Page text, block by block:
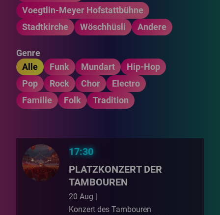
Voegtlin-Meyer Hofstattbühne
Stadtkirche
Wöschhüsli Andere
Genre
Alle
Funk Mundart
Hip-Hop
Pop
Rock Chor
Electro
Familie
Folk Tradition
17:30
PLATZKONZERT DER
TAMBOUREN
20 Aug |
Konzert des Tambouren